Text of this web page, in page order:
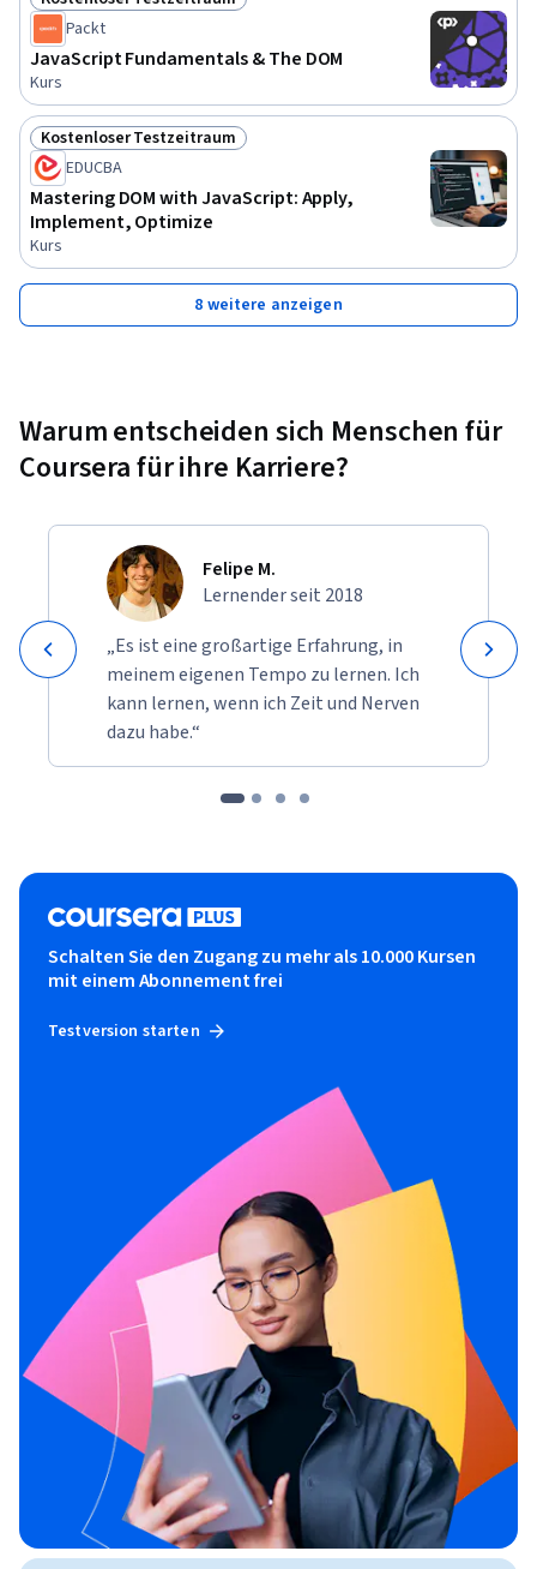
Status: Kostenloser Testzeitraum
Packt
JavaScript Fundamentals & The DOM
Kurs
Status: Kostenloser Testzeitraum
Kostenloser Testzeitraum
EDUCBA
Mastering DOM with JavaScript: Apply,
Implement, Optimize
Kurs
8 weitere anzeigen
Warum entscheiden sich Menschen für
Coursera für ihre Karriere?
Felipe M.
Lernender seit 2018
„Es ist eine großartige Erfahrung, in
meinem eigenen Tempo zu lernen. Ich
kann lernen, wenn ich Zeit und Nerven
dazu habe.“
Schalten Sie den Zugang zu mehr als 10.000 Kursen
mit einem Abonnement frei
Testversion starten